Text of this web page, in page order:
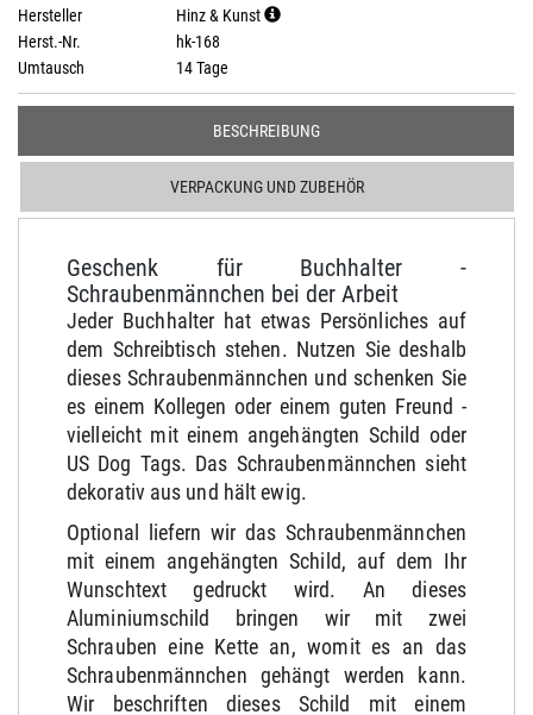
Hersteller
Hinz & Kunst
Herst.-Nr.
hk-168
Umtausch
14 Tage
BESCHREIBUNG
VERPACKUNG UND ZUBEHÖR
Geschenk für Buchhalter -
Schraubenmännchen bei der Arbeit
Jeder Buchhalter hat etwas Persönliches auf
dem Schreibtisch stehen. Nutzen Sie deshalb
dieses Schraubenmännchen und schenken Sie
es einem Kollegen oder einem guten Freund -
vielleicht mit einem angehängten Schild oder
US Dog Tags. Das Schraubenmännchen sieht
dekorativ aus und hält ewig.
Optional liefern wir das Schraubenmännchen
mit einem angehängten Schild, auf dem Ihr
Wunschtext gedruckt wird. An dieses
Aluminiumschild bringen wir mit zwei
Schrauben eine Kette an, womit es an das
Schraubenmännchen gehängt werden kann.
Wir beschriften dieses Schild mit einem